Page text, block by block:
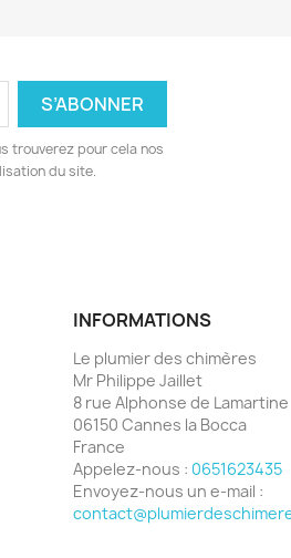
trouverez pour cela nos
du site.
INFORMATIONS
Le plumier des chimères
Mr Philippe Jaillet
8 rue Alphonse de Lamartine
06150 Cannes la Bocca
France
Appelez-nous : 0651623435
Envoyez-nous un e-mail :